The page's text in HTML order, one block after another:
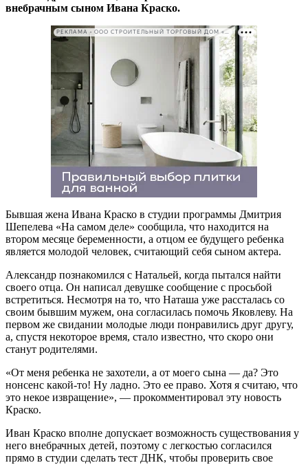
внебрачным сыном Ивана Краско.
РЕКЛАМА • ООО СТРОИТЕЛЬНЫЙ ТОРГОВЫЙ ДОМ «ПЕТРОВИЧ». ИНН: 7802348846
Бывшая жена Ивана Краско в студии программы Дмитрия
Шепелева «На самом деле» сообщила, что находится на
втором месяце беременности, а отцом ее будущего ребенка
является молодой человек, считающий себя сыном актера.
Александр познакомился с Натальей, когда пытался найти
своего отца. Он написал девушке сообщение с просьбой
встретиться. Несмотря на то, что Наташа уже рассталась со
своим бывшим мужем, она согласилась помочь Яковлеву. На
первом же свидании молодые люди понравились друг другу,
а, спустя некоторое время, стало известно, что скоро они
станут родителями.
«От меня ребенка не захотели, а от моего сына — да? Это
нонсенс какой-то! Ну ладно. Это ее право. Хотя я считаю, что
это некое извращение», — прокомментировал эту новость
Краско.
Иван Краско вполне допускает возможность существования у
него внебрачных детей, поэтому с легкостью согласился
прямо в студии сделать тест ДНК, чтобы проверить свое